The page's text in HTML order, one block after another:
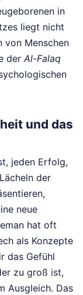
in
liegt nicht
von Menschen
der Al-Falaq
und das
jeden Erfolg,
der
neue
hat oft
als Konzepte
das Gefühl
zu groß ist,
Ausgleich. Das